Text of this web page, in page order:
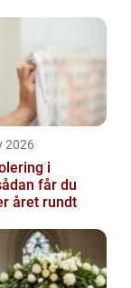
2026
i
får du
året rundt